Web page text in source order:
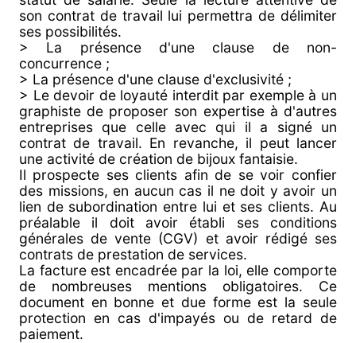
son contrat de travail lui permettra de délimiter
ses possibilités.
> La présence d'une clause de non-
concurrence ;
> La présence d'une clause d'exclusivité ;
> Le devoir de loyauté interdit par exemple à un
graphiste de proposer son expertise à d'autres
entreprises que celle avec qui il a signé un
contrat de travail. En revanche, il peut lancer
une activité de création de bijoux fantaisie.
Il prospecte ses clients afin de se voir confier
des missions, en aucun cas il ne doit y avoir un
lien de subordination entre lui et ses clients. Au
préalable il doit avoir établi ses conditions
générales de vente (CGV) et avoir rédigé ses
contrats de prestation de services.
La facture est encadrée par la loi, elle comporte
de nombreuses mentions obligatoires. Ce
document en bonne et due forme est la seule
protection en cas d'impayés ou de retard de
paiement.